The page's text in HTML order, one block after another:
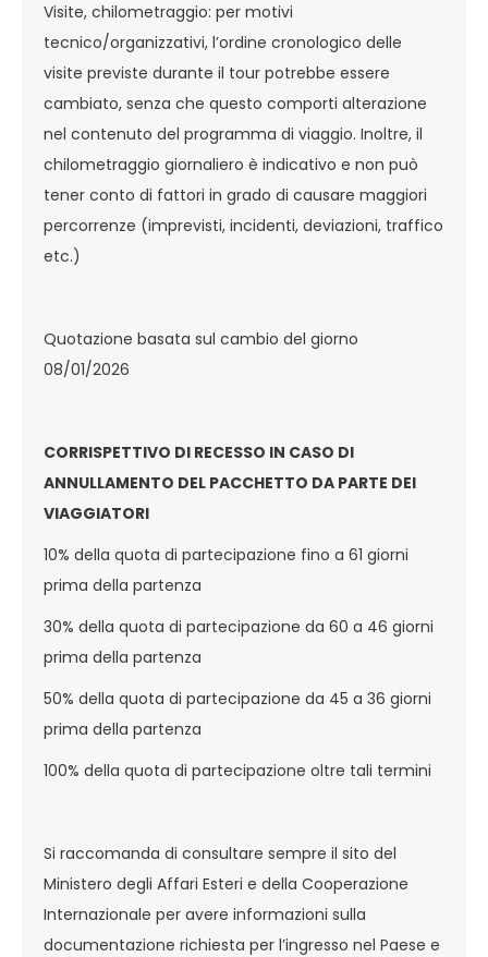
Visite, chilometraggio: per motivi
tecnico/organizzativi, l’ordine cronologico delle
visite previste durante il tour potrebbe essere
cambiato, senza che questo comporti alterazione
nel contenuto del programma di viaggio. Inoltre, il
chilometraggio giornaliero è indicativo e non può
tener conto di fattori in grado di causare maggiori
percorrenze (imprevisti, incidenti, deviazioni, traffico
etc.)
Quotazione basata sul cambio del giorno
08/01/2026
CORRISPETTIVO DI RECESSO IN CASO DI
ANNULLAMENTO DEL PACCHETTO DA PARTE DEI
VIAGGIATORI
10% della quota di partecipazione fino a 61 giorni
prima della partenza
30% della quota di partecipazione da 60 a 46 giorni
prima della partenza
50% della quota di partecipazione da 45 a 36 giorni
prima della partenza
100% della quota di partecipazione oltre tali termini
Si raccomanda di consultare sempre il sito del
Ministero degli Affari Esteri e della Cooperazione
Internazionale per avere informazioni sulla
documentazione richiesta per l’ingresso nel Paese e